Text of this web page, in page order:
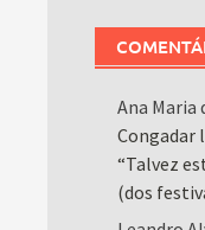
Ana Maria
Congadar
“Talvez
(dos